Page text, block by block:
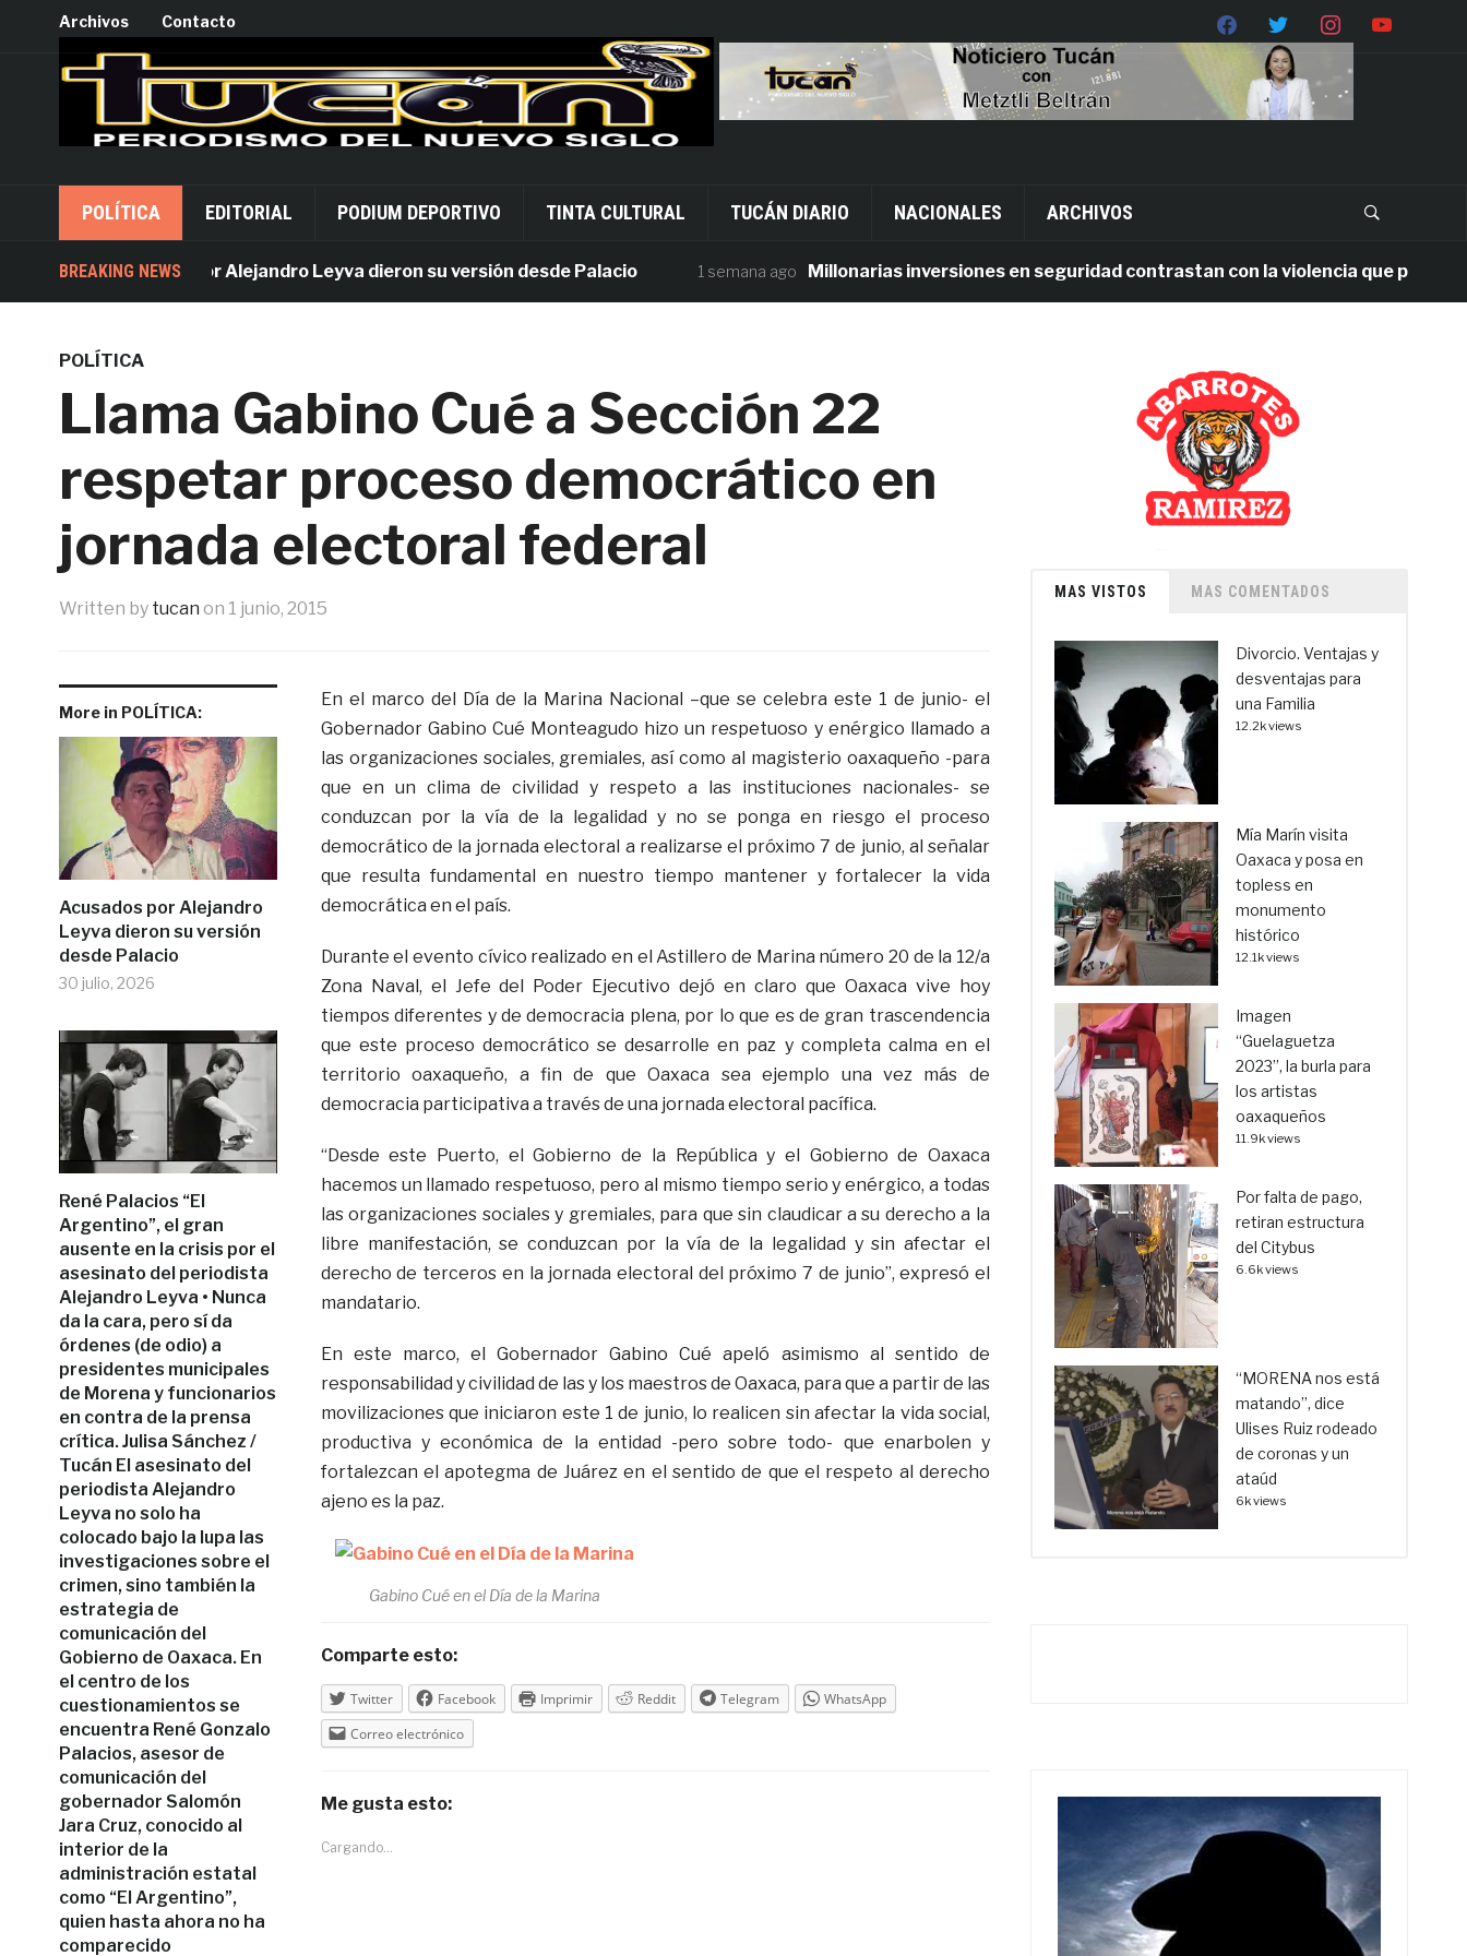
Archivos Contacto
POLÍTICA EDITORIAL PODIUM DEPORTIVO TINTA CULTURAL TUCÁN DIARIO NACIONALES ARCHIVOS
BREAKING NEWS
Acusados por Alejandro Leyva dieron su versión desde Palacio 1 semana ago Millonarias inversiones en seguridad contrastan con la violencia que persiste en
POLÍTICA
Llama Gabino Cué a Sección 22
respetar proceso democrático en
jornada electoral federal
Written by tucan on 1 junio, 2015
More in POLÍTICA:
Acusados por Alejandro
Leyva dieron su versión
desde Palacio
30 julio, 2026
René Palacios “El
Argentino”, el gran
ausente en la crisis por el
asesinato del periodista
Alejandro Leyva • Nunca
da la cara, pero sí da
órdenes (de odio) a
presidentes municipales
de Morena y funcionarios
en contra de la prensa
crítica. Julisa Sánchez /
Tucán El asesinato del
periodista Alejandro
Leyva no solo ha
colocado bajo la lupa las
investigaciones sobre el
crimen, sino también la
estrategia de
comunicación del
Gobierno de Oaxaca. En
el centro de los
cuestionamientos se
encuentra René Gonzalo
Palacios, asesor de
comunicación del
gobernador Salomón
Jara Cruz, conocido al
interior de la
administración estatal
como “El Argentino”,
quien hasta ahora no ha
comparecido
En el marco del Día de la Marina Nacional –que se celebra este 1 de junio- el
Gobernador Gabino Cué Monteagudo hizo un respetuoso y enérgico llamado a
las organizaciones sociales, gremiales, así como al magisterio oaxaqueño -para
que en un clima de civilidad y respeto a las instituciones nacionales- se
conduzcan por la vía de la legalidad y no se ponga en riesgo el proceso
democrático de la jornada electoral a realizarse el próximo 7 de junio, al señalar
que resulta fundamental en nuestro tiempo mantener y fortalecer la vida
democrática en el país.
Durante el evento cívico realizado en el Astillero de Marina número 20 de la 12/a
Zona Naval, el Jefe del Poder Ejecutivo dejó en claro que Oaxaca vive hoy
tiempos diferentes y de democracia plena, por lo que es de gran trascendencia
que este proceso democrático se desarrolle en paz y completa calma en el
territorio oaxaqueño, a fin de que Oaxaca sea ejemplo una vez más de
democracia participativa a través de una jornada electoral pacífica.
“Desde este Puerto, el Gobierno de la República y el Gobierno de Oaxaca
hacemos un llamado respetuoso, pero al mismo tiempo serio y enérgico, a todas
las organizaciones sociales y gremiales, para que sin claudicar a su derecho a la
libre manifestación, se conduzcan por la vía de la legalidad y sin afectar el
derecho de terceros en la jornada electoral del próximo 7 de junio”, expresó el
mandatario.
En este marco, el Gobernador Gabino Cué apeló asimismo al sentido de
responsabilidad y civilidad de las y los maestros de Oaxaca, para que a partir de las
movilizaciones que iniciaron este 1 de junio, lo realicen sin afectar la vida social,
productiva y económica de la entidad -pero sobre todo- que enarbolen y
fortalezcan el apotegma de Juárez en el sentido de que el respeto al derecho
ajeno es la paz.
Gabino Cué en el Día de la Marina
Comparte esto:
Twitter Facebook Imprimir Reddit Telegram
WhatsApp
Correo electrónico
Me gusta esto:
Cargando...
MAS VISTOS MAS COMENTADOS
Divorcio. Ventajas y
desventajas para
una Familia
12.2k views
Mía Marín visita
Oaxaca y posa en
topless en
monumento
histórico
12.1k views
Imagen
“Guelaguetza
2023”, la burla para
los artistas
oaxaqueños
11.9k views
Por falta de pago,
retiran estructura
del Citybus
6.6k views
“MORENA nos está
matando”, dice
Ulises Ruiz rodeado
de coronas y un
ataúd
6k views